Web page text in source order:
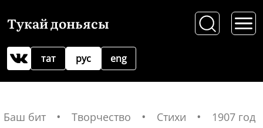
Тукай доньясы
рус
тат eng
Баш бит Творчество Стихи 1907 год